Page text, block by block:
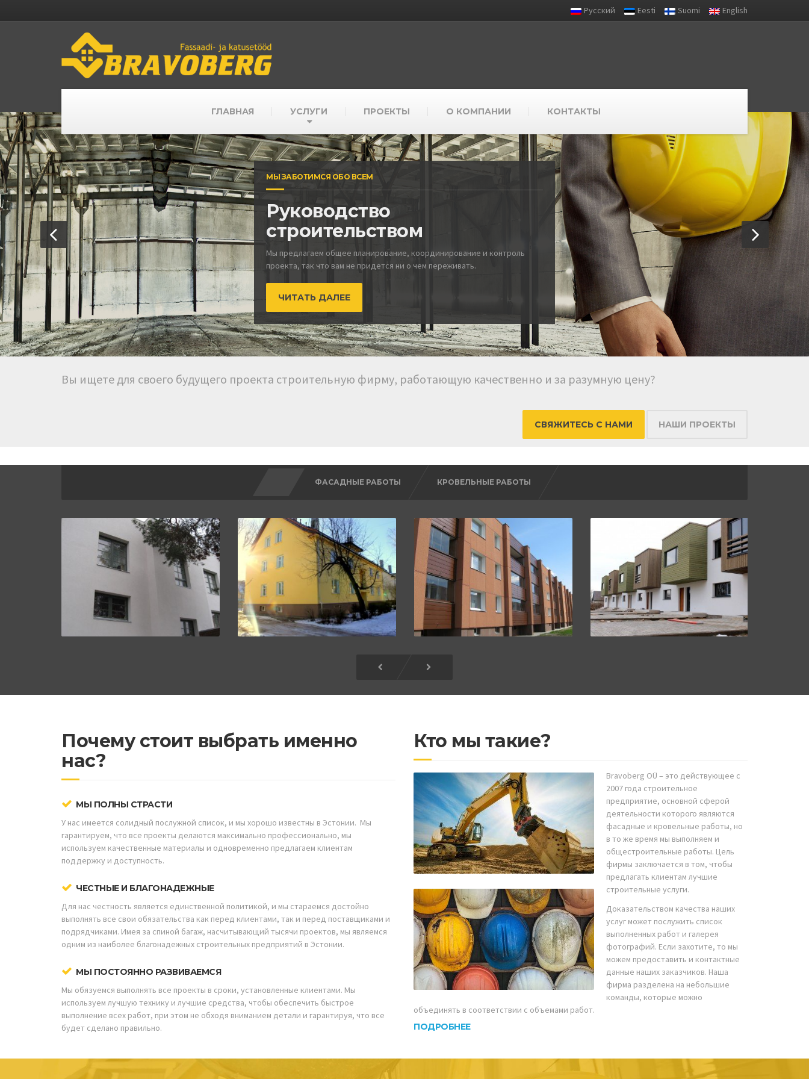
Русский Eesti Suomi English
ГЛАВНАЯ УСЛУГИ ПРОЕКТЫ О КОМПАНИИ КОНТАКТЫ
УДОВЛЕТВОРЕННОСТЬ ГАРАНТИРОВАНА
Отношения, которые не
прекращаются
В качестве подрядчика мы обещаем наделить каждый проект
ценностью для общества, одновременно предлагая профессиональные
ПОДРОБНЕЕ
Вы ищете для своего будущего проекта строительную фирму, работающую качественно и за разумную цену?
СВЯЖИТЕСЬ С НАМИ НАШИ ПРОЕКТЫ
ФАСАДНЫЕ РАБОТЫ КРОВЕЛЬНЫЕ РАБОТЫ
Почему стоит выбрать именно
нас?
МЫ ПОЛНЫ СТРАСТИ
У нас имеется солидный послужной список, и мы хорошо известны в Эстонии. Мы
гарантируем, что все проекты делаются максимально профессионально, мы
используем качественные материалы и одновременно предлагаем клиентам
поддержку и доступность.
ЧЕСТНЫЕ И БЛАГОНАДЕЖНЫЕ
Для нас честность является единственной политикой, и мы стараемся достойно
выполнять все свои обязательства как перед клиентами, так и перед поставщиками и
подрядчиками. Имея за спиной багаж, насчитывающий тысячи проектов, мы являемся
одним из наиболее благонадежных строительных предприятий в Эстонии.
МЫ ПОСТОЯННО РАЗВИВАЕМСЯ
Мы обязуемся выполнять все проекты в сроки, установленные клиентами. Мы
используем лучшую технику и лучшие средства, чтобы обеспечить быстрое
выполнение всех работ, при этом не обходя вниманием детали и гарантируя, что все
будет сделано правильно.
Кто мы такие?
Bravoberg OÜ – это действующее с
2007 года строительное
предприятие, основной сферой
деятельности которого являются
фасадные и кровельные работы, но
в то же время мы выполняем и
общестроительные работы. Цель
фирмы заключается в том, чтобы
предлагать клиентам лучшие
строительные услуги.
Доказательством качества наших
услуг может послужить список
выполненных работ и галерея
фотографий. Если захотите, то мы
можем предоставить и контактные
данные наших заказчиков. Наша
фирма разделена на небольшие
команды, которые можно
объединять в соответствии с объемами работ.
ПОДРОБНЕЕ